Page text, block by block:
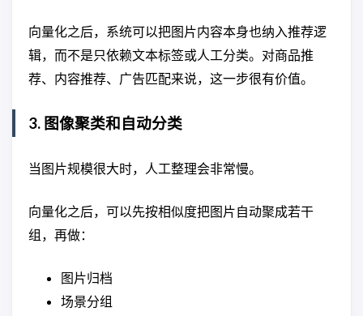
向量化之后，系统可以把图片内容本身也纳入推荐逻
辑，而不是只依赖文本标签或人工分类。对商品推
荐、内容推荐、广告匹配来说，这一步很有价值。
3. 图像聚类和自动分类
当图片规模很大时，人工整理会非常慢。
向量化之后，可以先按相似度把图片自动聚成若干
组，再做：
图片归档
场景分组